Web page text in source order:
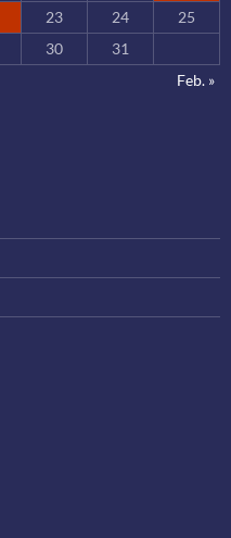
23 24
25
30
31
Feb. »